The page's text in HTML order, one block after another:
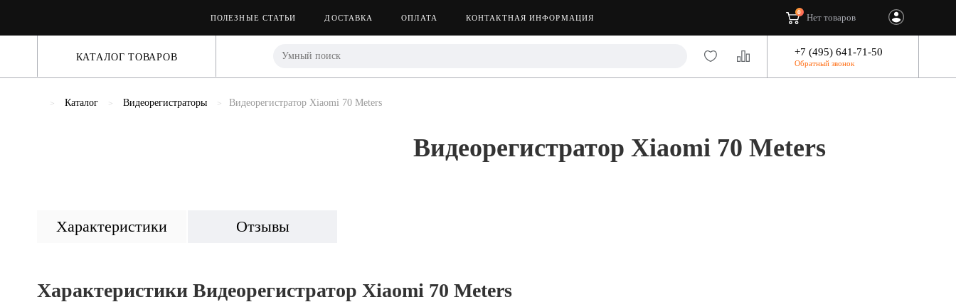
ПОЛЕЗНЫЕ СТАТЬИ ДОСТАВКА ОПЛАТА КОНТАКТНАЯ ИНФОРМАЦИЯ
0
Нет товаров
КАТАЛОГ ТОВАРОВ +7 (495) 641-71-50
Обратный звонок
Каталог Видеорегистраторы Видеорегистратор Xiaomi 70 Meters
Видеорегистратор Xiaomi 70 Meters
Характеристики Отзывы
Характеристики Видеорегистратор Xiaomi 70 Meters